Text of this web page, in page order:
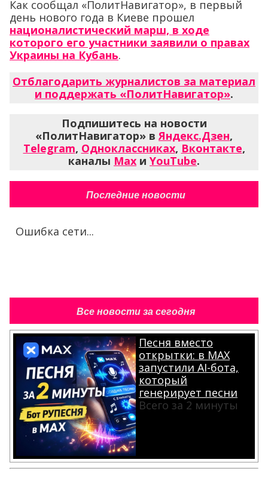
Как сообщал «ПолитНавигатор», в первый
день нового года в Киеве прошел
националистический марш, в ходе
которого его участники заявили о правах
Украины на Кубань.
Отблагодарить журналистов за материал
и поддержать «ПолитНавигатор».
Подпишитесь на новости
«ПолитНавигатор» вЯндекс.Дзен,
Telegram, Одноклассниках, Вконтакте,
каналы Max и YouTube.
Последние новости
Ошибка сети...
Все новости за сегодня
Песня вместо
открытки: в MAX
запустили AI-бота,
который
генерирует песни
Всего за 2 минуты